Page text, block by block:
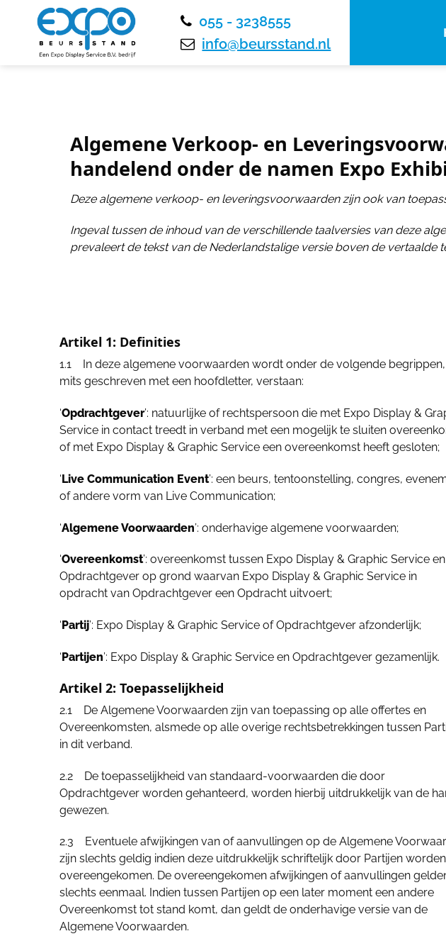
055 - 3238555
info@beursstand.nl
Algemene Verkoop- en
handelend onder de namen Expo
Deze algemene verkoop- en leveringsvoorwaarden zijn ook van
Ingeval tussen de inhoud van de verschillende taalversies van deze
prevaleert de tekst van de Nederlandstalige versie boven de vertaalde
Artikel 1: Definities
1.1 In deze algemene voorwaarden wordt onder de volgende begrippen,
mits geschreven met een hoofdletter, verstaan:
‘Opdrachtgever’: natuurlijke of rechtspersoon die met Expo Display &
Service in contact treedt in verband met een mogelijk te sluiten
of met Expo Display & Graphic Service een overeenkomst heeft gesloten;
‘Live Communication Event’: een beurs, tentoonstelling, congres,
of andere vorm van Live Communication;
‘Algemene Voorwaarden’: onderhavige algemene voorwaarden;
‘Overeenkomst’: overeenkomst tussen Expo Display & Graphic Service
Opdrachtgever op grond waarvan Expo Display & Graphic Service in
opdracht van Opdrachtgever een Opdracht uitvoert;
‘Partij’: Expo Display & Graphic Service of Opdrachtgever afzonderlijk;
‘Partijen’: Expo Display & Graphic Service en Opdrachtgever gezamenlijk.
Artikel 2: Toepasselijkheid
2.1 De Algemene Voorwaarden zijn van toepassing op alle offertes en
Overeenkomsten, alsmede op alle overige rechtsbetrekkingen tussen
in dit verband.
2.2 De toepasselijkheid van standaard-voorwaarden die door
Opdrachtgever worden gehanteerd, worden hierbij uitdrukkelijk van de
gewezen.
2.3 Eventuele afwijkingen van of aanvullingen op de Algemene
zijn slechts geldig indien deze uitdrukkelijk schriftelijk door Partijen worden
overeengekomen. De overeengekomen afwijkingen of aanvullingen
slechts eenmaal. Indien tussen Partijen op een later moment een andere
Overeenkomst tot stand komt, dan geldt de onderhavige versie van de
Algemene Voorwaarden.